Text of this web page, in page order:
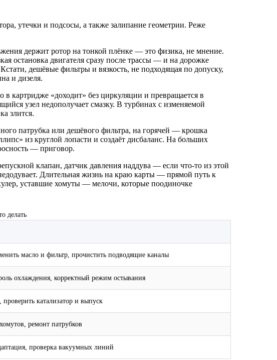
утечки и подсосы, а также залипание геометрии. Реже
держит ротор на тонкой плёнке — это физика, не мнение.
остановка двигателя сразу после трассы — и на дорожке
дешёвые фильтры и вязкость, не подходящая по допуску,
и дизеля.
картридже «доходит» без циркуляции и превращается в
узел недополучает смазку. В турбинах с изменяемой
злится.
патрубка или дешёвого фильтра, на горячей — крошка
из круглой лопасти и создаёт дисбаланс. На больших
— приговор.
клапан, датчик давления наддува — если что-то из этой
Длительная жизнь на краю карты — прямой путь к
уставшие хомуты — мелочи, которые поодиночке
делать
масло и фильтр, прочистить подводящие каналы
охлаждения, корректный режим остывания
катализатор и выпуск
ремонт патрубков
проверка вакуумных линий